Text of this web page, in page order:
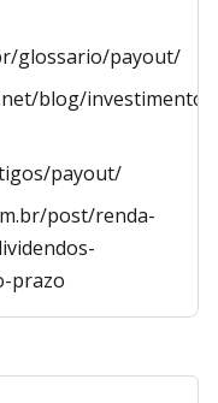
glossario/payout/
blog/
payout/
post/renda-
prazo